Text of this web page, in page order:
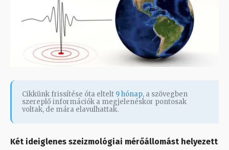
Cikkünk frissítése óta eltelt 9 hónap, a szövegben
szereplő információk a megjelenéskor pontosak
voltak, de mára elavulhattak.
Két ideiglenes szeizmológiai mérőállomást helyezett